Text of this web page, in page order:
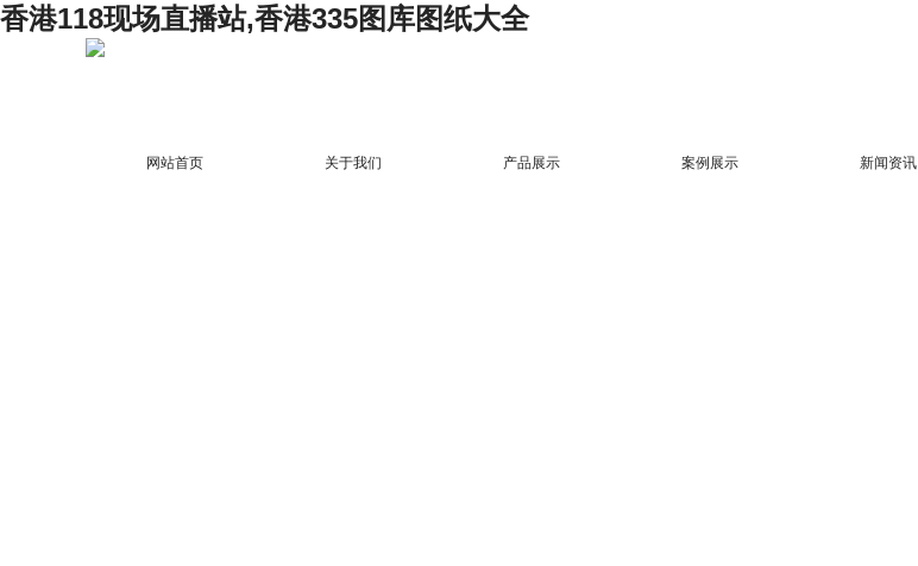
香港118现场直播站,香港335图库图纸大全
网站首页 关于我们 产品展示 案例展示 新闻资讯